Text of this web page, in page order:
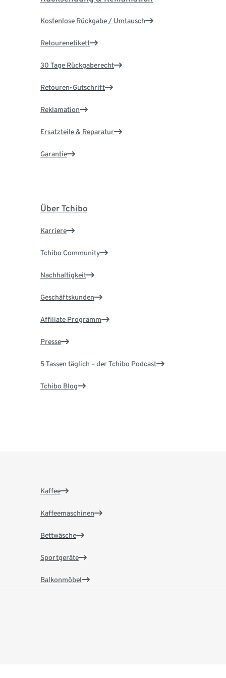
Kostenlose Rückgabe / Umtausch
Retourenetikett
30 Tage Rückgaberecht
Retouren-Gutschrift
Reklamation
Ersatzteile & Reparatur
Garantie
Über Tchibo
Karriere
Tchibo Community
Nachhaltigkeit
Geschäftskunden
Affiliate Programm
Presse
5 Tassen täglich – der Tchibo Podcast
Tchibo Blog
Kaffee
Kaffeemaschinen
Bettwäsche
Sportgeräte
Balkonmöbel